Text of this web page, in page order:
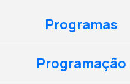
Programas
Programação